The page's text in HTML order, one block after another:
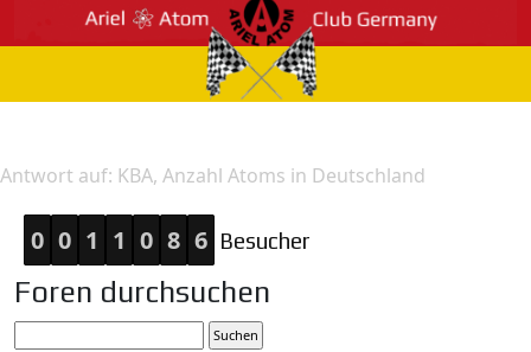
Antwort auf: KBA, Anzahl Atoms in Deutschland
0 0 1 1 0 8 6 Besucher
Foren durchsuchen